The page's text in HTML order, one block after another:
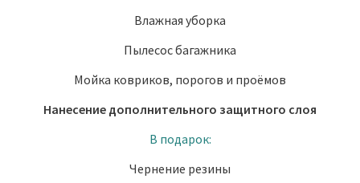
Влажная уборка
Пылесос багажника
Мойка ковриков, порогов и проёмов
Нанесение дополнительного защитного слоя
В подарок:
Чернение резины